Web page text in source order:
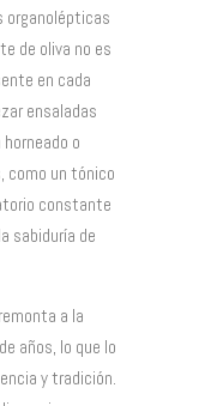
organolépticas
de oliva no es
en cada
ensaladas
o
como un tónico
constante
sabiduría de
a la
años, lo que lo
y tradición.